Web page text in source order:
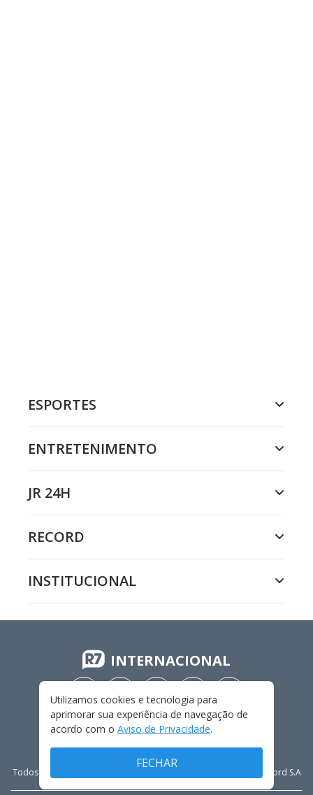
ESPORTES
ENTRETENIMENTO
JR 24H
RECORD
INSTITUCIONAL
INTERNACIONAL
Todos os direitos reservados - 2009- - Rádio e Televisão Record S.A
Utilizamos cookies e tecnologia para
aprimorar sua experiência de navegação de
acordo com o Aviso de Privacidade.
FECHAR